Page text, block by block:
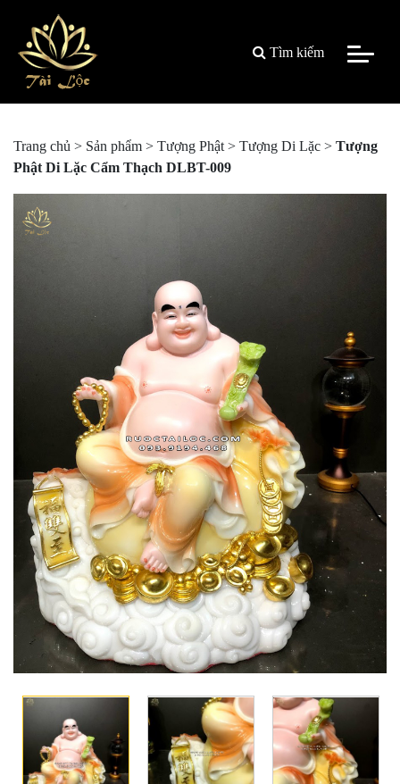
Tìm kiếm
Trang chủ > Sản phẩm > Tượng Phật > Tượng Di Lặc > Tượng
Phật Di Lặc Cẩm Thạch DLBT-009